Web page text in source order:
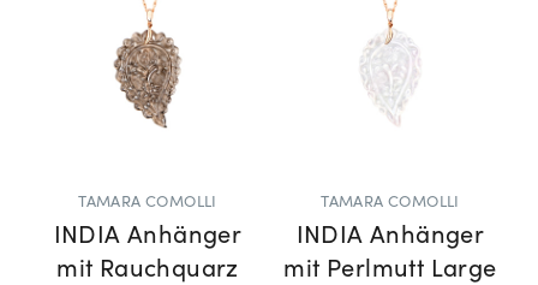
TAMARA COMOLLI
INDIA Anhänger
mit Rauchquarz
TAMARA COMOLLI
INDIA Anhänger
mit Perlmutt Large